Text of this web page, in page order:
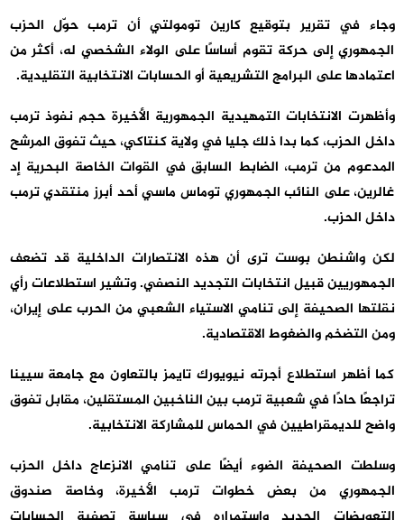
وجاء في تقرير بتوقيع كارين تومولتي أن ترمب حوّل الحزب
الجمهوري إلى حركة تقوم أساسًا على الولاء الشخصي له، أكثر من
اعتمادها على البرامج التشريعية أو الحسابات الانتخابية التقليدية.
وأظهرت الانتخابات التمهيدية الجمهورية الأخيرة حجم نفوذ ترمب
داخل الحزب، كما بدا ذلك جليا في ولاية كنتاكي، حيث تفوق المرشح
المدعوم من ترمب، الضابط السابق في القوات الخاصة البحرية إد
غالرين، على النائب الجمهوري توماس ماسي أحد أبرز منتقدي ترمب
داخل الحزب.
لكن واشنطن بوست ترى أن هذه الانتصارات الداخلية قد تضعف
الجمهوريين قبيل انتخابات التجديد النصفي. وتشير استطلاعات رأي
نقلتها الصحيفة إلى تنامي الاستياء الشعبي من الحرب على إيران،
ومن التضخم والضغوط الاقتصادية.
كما أظهر استطلاع أجرته نيويورك تايمز بالتعاون مع جامعة سيينا
تراجعًا حادًا في شعبية ترمب بين الناخبين المستقلين، مقابل تفوق
واضح للديمقراطيين في الحماس للمشاركة الانتخابية.
وسلطت الصحيفة الضوء أيضًا على تنامي الانزعاج داخل الحزب
الجمهوري من بعض خطوات ترمب الأخيرة، وخاصة صندوق